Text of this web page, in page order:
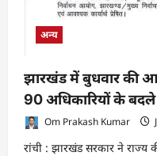
अन्य
झारखंड में बुधवार की
90 अधिकारियों के
Om Prakash Kumar
रांची : झारखंड सरकार ने राज्य